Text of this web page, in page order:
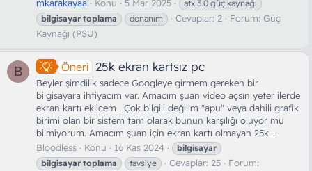
mkarakayaa
Konu 5 Mar 2025
atx 3.0 güç kaynağı
bilgisayar toplama donanım Cevaplar: 2 Forum: Güç
Kaynağı (PSU)
B Öneri 25k ekran kartsız pc
Beyler şimdilik sadece Googleye girmem gereken bir
bilgisayara ihtiyacım var. Amacım şuan video açsın yeter ilerde
ekran kartı eklicem . Çok bilgili değilim "apu" veya dahili grafik
birimi olan bir sistem tam olarak bunun karşılığı oluyor mu
bilmiyorum. Amacım şuan için ekran kartı olmayan 25k...
Bloodless
Konu 16 Kas 2024
bilgisayar
bilgisayar toplama tavsiye Cevaplar: 25
Forum: